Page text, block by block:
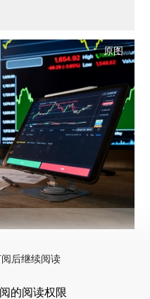
原图
后继续阅读
的阅读权限